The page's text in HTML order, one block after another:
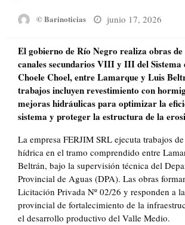
© Barinoticias
Posted
junio 17, 2026
El gobierno de Río Negro realiza obras
canales secundarios VIII y III del Sistema
Choele Choel, entre Lamarque y Luis
trabajos incluyen revestimiento con
mejoras hidráulicas para optimizar la
sistema y proteger la estructura de la
La empresa FERJIM SRL ejecuta trabajos
hídrica en el tramo comprendido entre
Beltrán, bajo la supervisión técnica del
Provincial de Aguas (DPA). Las obras
Licitación Privada Nº 02/26 y responden a
provincial de fortalecimiento de la
el desarrollo productivo del Valle Medio.